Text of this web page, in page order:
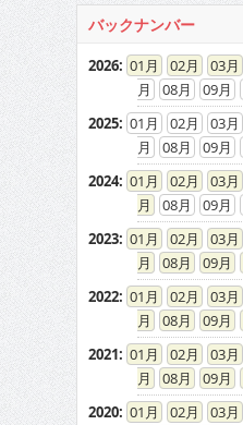
バックナンバー
2026: 01 02 03
08
09
2025: 01 02 03
08
09
2024: 01 02 03
08
09
2023: 01 02 03
08
09
2022: 01 02 03
08
09
2021: 01 02 03
08
09
2020: 01 02 03